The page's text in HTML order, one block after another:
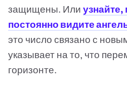
защищены. Или
постоянно видите
это число связано с
указывает на то, что
горизонте.